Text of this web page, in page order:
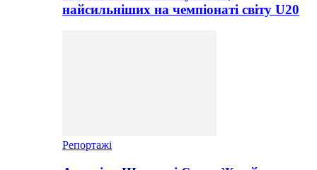
найсильніших на чемпіонаті світу U20
Репортажі